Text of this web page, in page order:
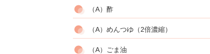
（A）酢
（A）めんつゆ（2倍濃縮）
（A）ごま油